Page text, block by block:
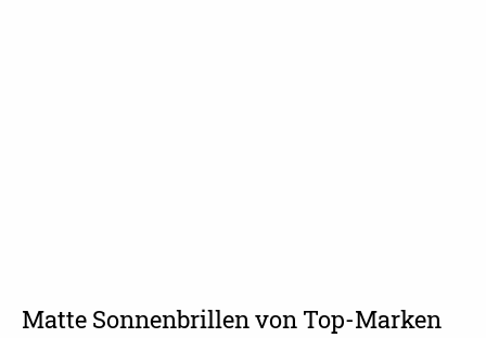
Matte Sonnenbrillen von Top-Marken